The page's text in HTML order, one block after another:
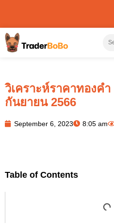
วิเคราะห์ราคาทองค
กันยายน 2566
September 6, 2023 8:05 am
Table of Contents